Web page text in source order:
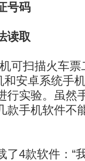
号码
读取
扫描火车票
安卓系统手
行实验。虽然
款手机软件不
4款软件：“我